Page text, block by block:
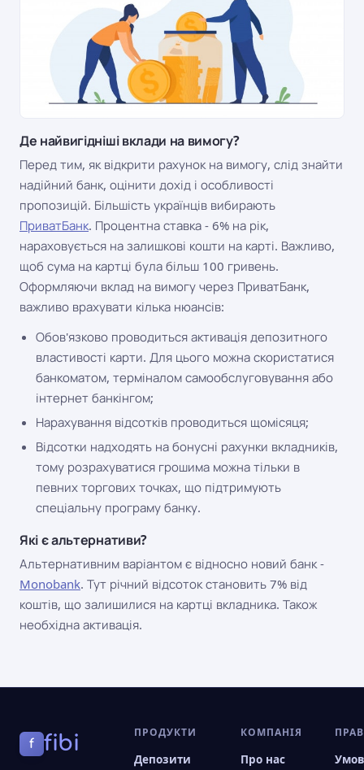
Де найвигідніші вклади на вимогу?
Перед тим, як відкрити рахунок на вимогу, слід знайти
надійний банк, оцінити дохід і особливості
пропозицій. Більшість українців вибирають
ПриватБанк. Процентна ставка - 6% на рік,
нараховується на залишкові кошти на карті. Важливо,
щоб сума на картці була більш 100 гривень.
Оформляючи вклад на вимогу через ПриватБанк,
важливо врахувати кілька нюансів:
Обов'язково проводиться активація депозитного
властивості карти. Для цього можна скористатися
банкоматом, терміналом самообслуговування або
інтернет банкінгом;
Нарахування відсотків проводиться щомісяця;
Відсотки надходять на бонусні рахунки вкладників,
тому розрахуватися грошима можна тільки в
певних торгових точках, що підтримують
спеціальну програму банку.
Які є альтернативи?
Альтернативним варіантом є відносно новий банк -
Monobank. Тут річний відсоток становить 7% від
коштів, що залишилися на картці вкладника. Також
необхідна активація.
f fibi ПРОДУКТИ
Депозити
КОМПАНІЯ
Про нас